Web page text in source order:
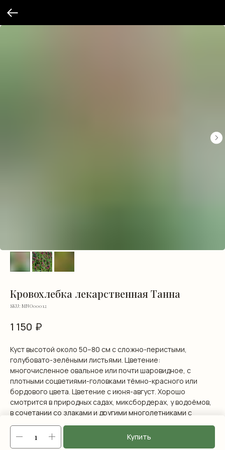
Кровохлебка лекарственная Танна
SKU: MNO00012
1 150 ₽
Купить
Куст высотой около 50–80 см с сложно-перистыми,
голубовато-зелёными листьями. Цветение:
многочисленное овальное или почти шаровидное, с
плотными соцветиями-головками тёмно-красного или
бордового цвета. Цветение с июня-август. Хорошо
смотрится в природных садах, миксбордерах, у водоёмов,
в сочетании со злаками и другими многолетниками с